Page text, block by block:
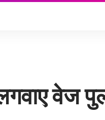
लगवाए वेज